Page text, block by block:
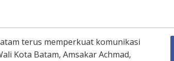
terus memperkuat komunikasi
Kota Batam, Amsakar Achmad,